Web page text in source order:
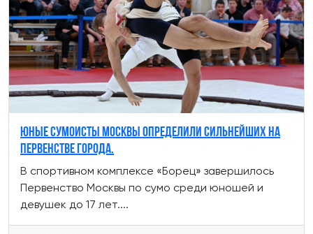
Юные сумоисты Москвы определили сильнейших на
первенстве города.
В спортивном комплексе «Борец» завершилось
Первенство Москвы по сумо среди юношей и
девушек до 17 лет....